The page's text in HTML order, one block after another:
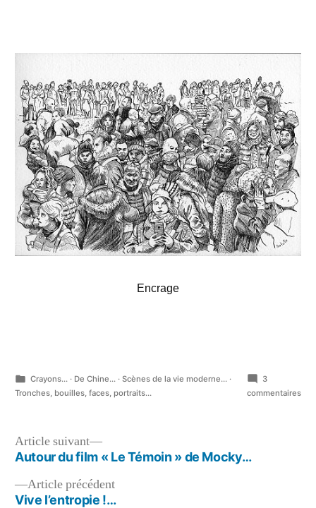
Encrage
Publié
dans
Crayons... · De Chine... · Scènes de la vie moderne... ·
Tronches, bouilles, faces, portraits...
3
commentairessur
Navigation
de
l’article
Article précédentArticle
précédent :
Vive l’entropie !…
Article suivant
Article
suivant :
Autour du film « Le Témoin » de Mocky…